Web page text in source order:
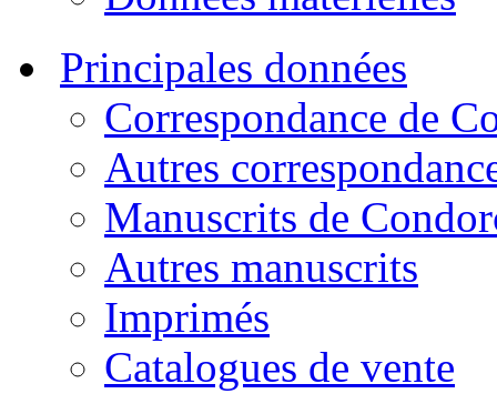
Principales données
Correspondance de
Autres
Manuscrits de
Autres manuscrits
Imprimés
Catalogues de vente